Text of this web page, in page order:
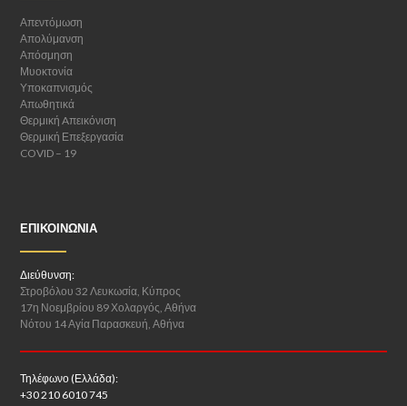
Απεντόμωση
Απολύμανση
Απόσμηση
Μυοκτονία
Υποκαπνισμός
Απωθητικά
Θερμική Aπεικόνιση
Θερμική Επεξεργασία
COVID – 19
ΕΠΙΚΟΙΝΩΝΊΑ
Διεύθυνση:
Στροβόλου 32 Λευκωσία, Κύπρος
17η Νοεμβρίου 89 Χολαργός, Αθήνα
Νότου 14 Αγία Παρασκευή, Αθήνα
Τηλέφωνο (Ελλάδα):
+30 210 6010 745